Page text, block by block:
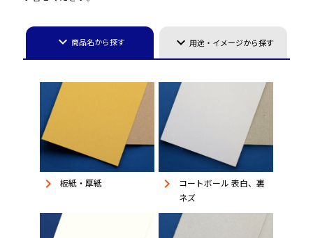
keyboard_arrow_down 商品名から探す keyboard_arrow_down用途・イメージから探す
keyboard_arrow_right 板紙・厚紙 keyboard_arrow_right
コートボール 表白、裏
ネズ